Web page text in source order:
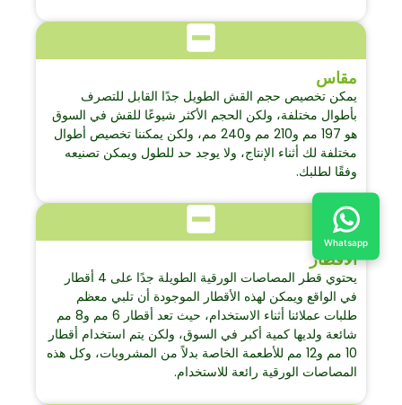
مقاس
يمكن تخصيص حجم القش الطويل جدًا القابل للتصرف
بأطوال مختلفة، ولكن الحجم الأكثر شيوعًا للقش في السوق
هو 197 مم و210 مم و240 مم، ولكن يمكننا تخصيص أطوال
مختلفة لك أثناء الإنتاج، ولا يوجد حد للطول ويمكن تصنيعه
وفقًا لطلبك.
الأقطار
يحتوي قطر المصاصات الورقية الطويلة جدًا على 4 أقطار
في الواقع ويمكن لهذه الأقطار الموجودة أن تلبي معظم
طلبات عملائنا أثناء الاستخدام، حيث تعد أقطار 6 مم و8 مم
شائعة ولديها كمية أكبر في السوق، ولكن يتم استخدام أقطار
10 مم و12 مم للأطعمة الخاصة بدلاً من المشروبات، وكل هذه
المصاصات الورقية رائعة للاستخدام.
Whatsapp